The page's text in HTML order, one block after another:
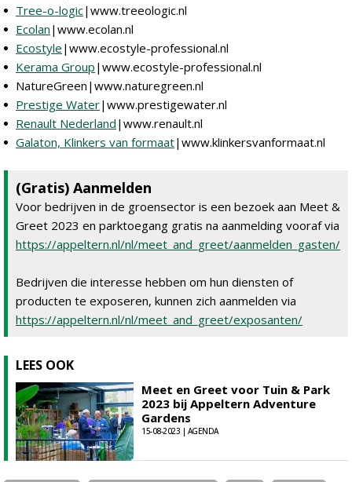
Tree-o-logic|www.treeologic.nl
Ecolan |www.ecolan.nl
Ecostyle |www.ecostyle-professional.nl
Kerama Group |www.ecostyle-professional.nl
NatureGreen|www.naturegreen.nl
Prestige Water|www.prestigewater.nl
Renault Nederland |www.renault.nl
Galaton, Klinkers van formaat|www.klinkersvanformaat.nl
(Gratis) Aanmelden
Voor bedrijven in de groensector is een bezoek aan Meet &
Greet 2023 en parktoegang gratis na aanmelding vooraf via
https://appeltern.nl/nl/meet_and_greet/aanmelden_gasten/
Bedrijven die interesse hebben om hun diensten of
producten te exposeren, kunnen zich aanmelden via
https://appeltern.nl/nl/meet_and_greet/exposanten/
LEES OOK
Meet en Greet voor Tuin & Park
2023 bij Appeltern Adventure
Gardens
15-08-2023 | AGENDA